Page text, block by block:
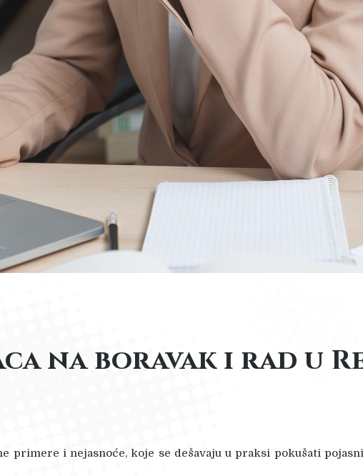
na boravak i rad u
primere i nejasnoće, koje se dešavaju u praksi pokušati